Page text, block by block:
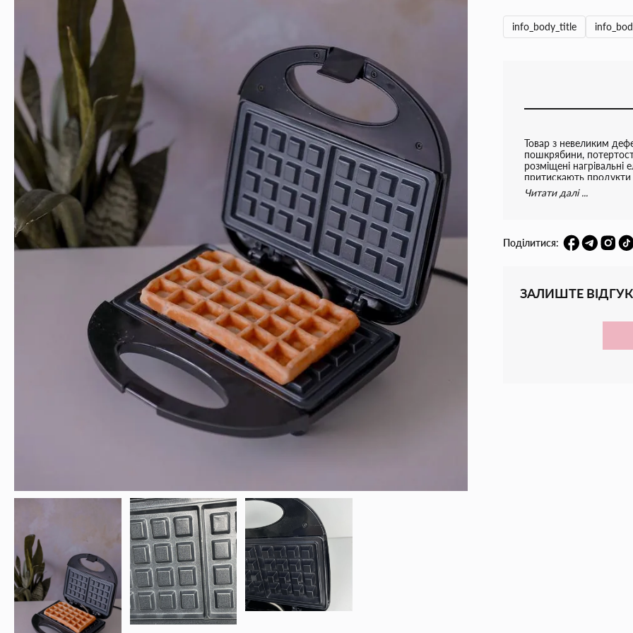
info_body_title
Товар з невеликим
пошкрябини,
розміщені
притискають продукти
приготування страви
240 В Потужність:
Читати далі ...
Поділитися:
ЗАЛИШТЕ